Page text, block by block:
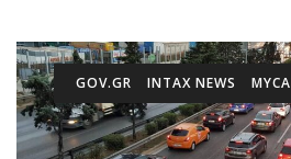
GOV.GR INTAX NEWS